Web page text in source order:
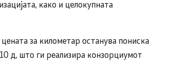
како и целокупната
за километар останува пониска
д, што ги реализира конзорциумот